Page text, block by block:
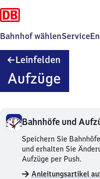
Bahnhof wählenService
Leinfelden
Aufzüge
Bahnhöfe und
Bahnhöfe
und
Aufzüge
merken.
Speichern Sie
und erhalten Sie
Aufzüge per Push.
Anleitungsartikel